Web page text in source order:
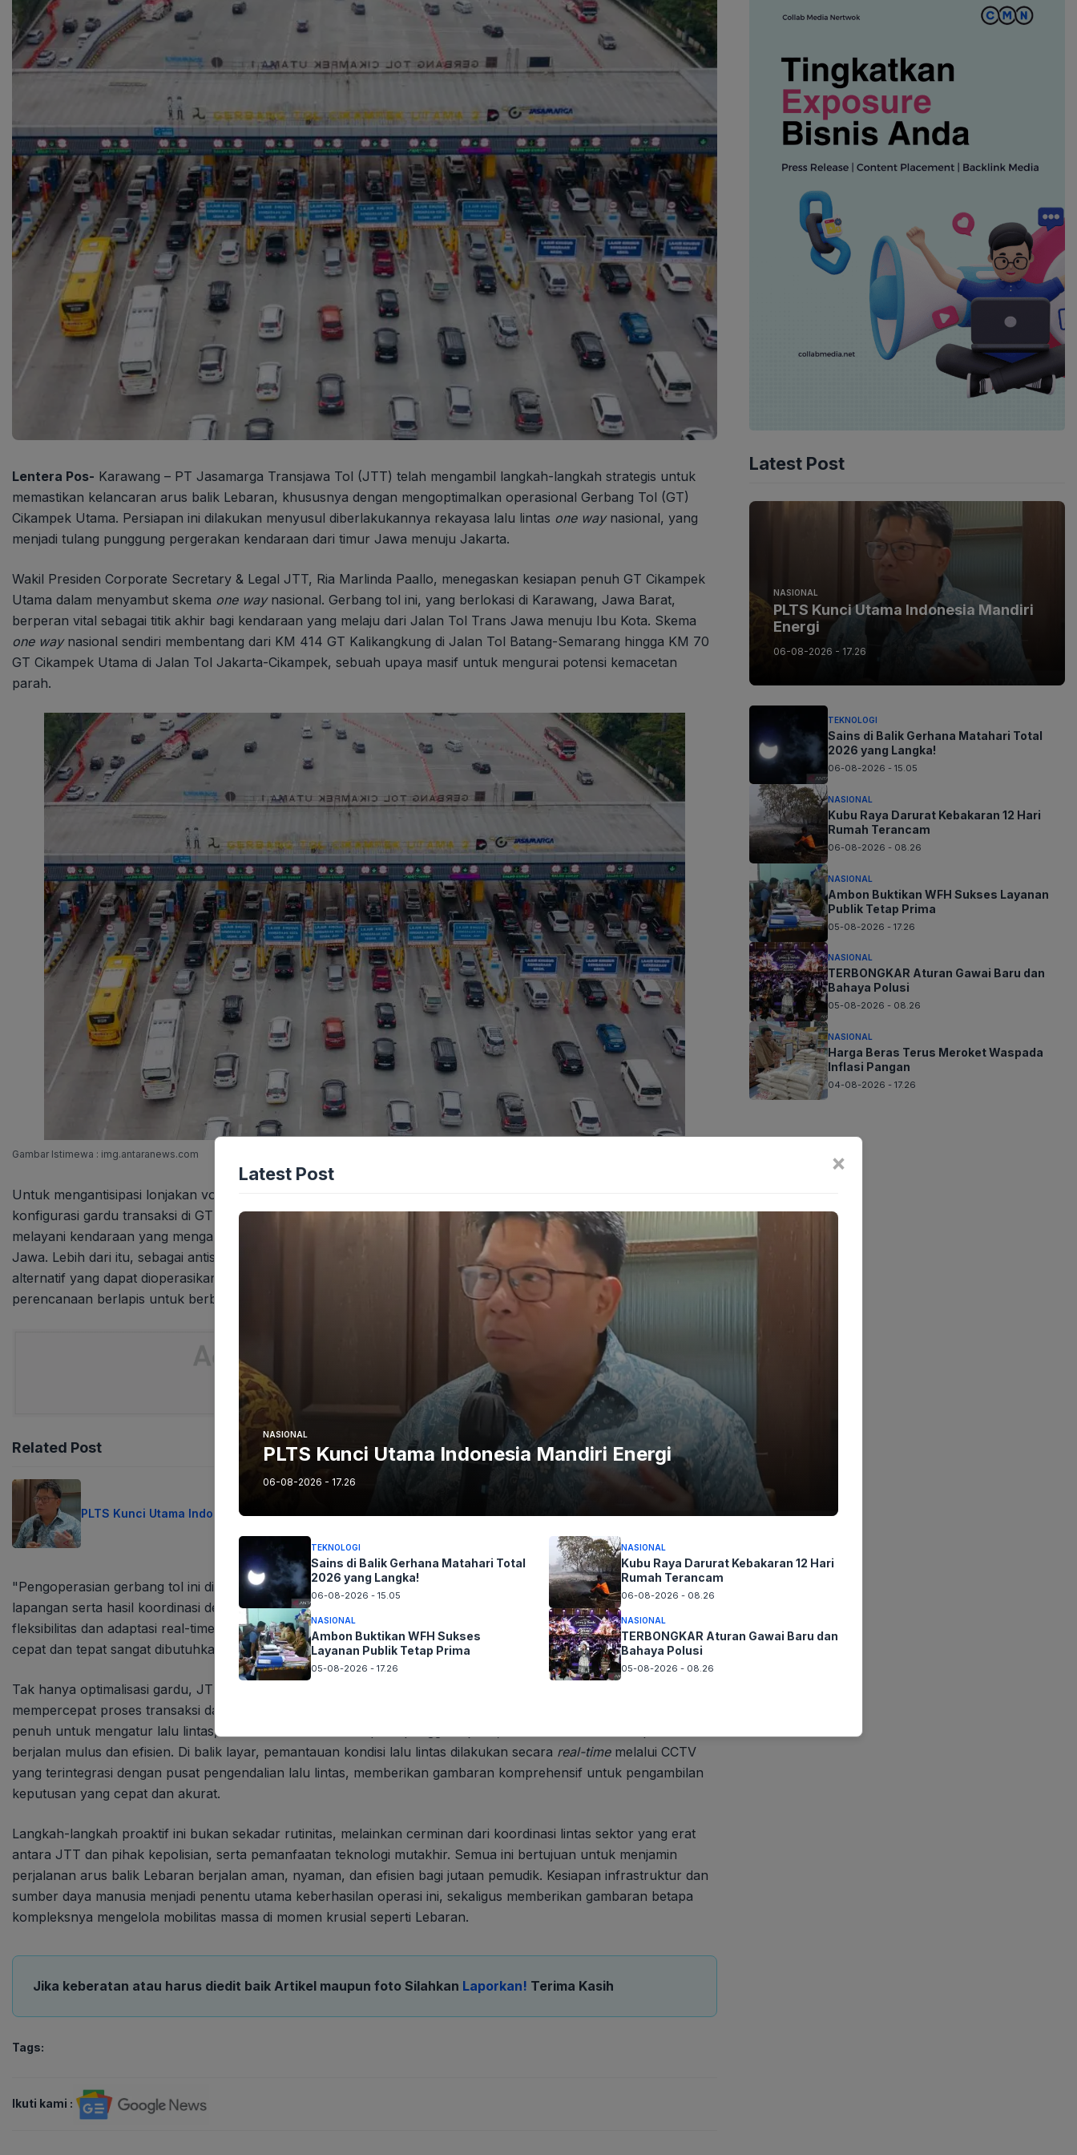
Lentera Pos- Karawang – PT Jasamarga Transjawa Tol (JTT) telah mengambil langkah-langkah strategis untuk
memastikan kelancaran arus balik Lebaran, khususnya dengan mengoptimalkan operasional Gerbang Tol (GT)
Cikampek Utama. Persiapan ini dilakukan menyusul diberlakukannya rekayasa lalu lintas one waynasional, yang
menjadi tulang punggung pergerakan kendaraan dari timur Jawa menuju Jakarta.
Wakil Presiden Corporate Secretary & Legal JTT, Ria Marlinda Paallo, menegaskan kesiapan penuh GT Cikampek
Utama dalam menyambut skema one waynasional. Gerbang tol ini, yang berlokasi di Karawang, Jawa Barat,
berperan vital sebagai titik akhir bagi kendaraan yang melaju dari Jalan Tol Trans Jawa menuju Ibu Kota. Skema
one waynasional sendiri membentang dari KM 414 GT Kalikangkung di Jalan Tol Batang-Semarang hingga KM 70
GT Cikampek Utama di Jalan Tol Jakarta-Cikampek, sebuah upaya masif untuk mengurai potensi kemacetan
parah.
Gambar Istimewa : img.antaranews.com
Untuk mengantisipasi lonjakan volume kendaraan yang diperkirakan akan memuncak, JTT telah mengatur ulang
konfigurasi gardu transaksi di GT Cikampek Utama secara optimal. Sebanyak 22 gardu disiapkan khusus untuk
melayani kendaraan yang mengarah ke Jakarta, sementara delapan gardu lainnya tetap melayani arah Trans
Jawa. Lebih dari itu, sebagai antisipasi tambahan, GT Cikampek Utama 8 (Cikatama 8) juga disiagakan sebagai jalur
alternatif yang dapat dioperasikan jika terjadi peningkatan volume lalu lintas yang signifikan. Ini menunjukkan
perencanaan berlapis untuk berbagai skenario.
Related Post
PLTS Kunci Utama Indonesia Mandiri Energi
Terancam
"Pengoperasian gerbang tol ini diterapkan secara situasional dengan mempertimbangkan kondisi lalu lintas di
lapangan serta hasil koordinasi dengan pihak kepolisian," jelas Ria Marlinda Paallo. Pernyataan ini menggarisbawahi
fleksibilitas dan adaptasi real-time yang menjadi kunci dalam manajemen lalu lintas skala besar, di mana keputusan
cepat dan tepat sangat dibutuhkan.
Tak hanya optimalisasi gardu, JTT juga mengerahkan 19 unit
mempercepat proses transaksi dan mengurangi antrean panjang. Petugas operasional di lapangan juga disiagakan
penuh untuk mengatur lalu lintas, memberikan bantuan kepada pengguna jalan, serta memastikan setiap transaksi
berjalan mulus dan efisien. Di balik layar, pemantauan kondisi lalu lintas dilakukan secara real-timemelalui CCTV
yang terintegrasi dengan pusat pengendalian lalu lintas, memberikan gambaran komprehensif untuk pengambilan
keputusan yang cepat dan akurat.
Langkah-langkah proaktif ini bukan sekadar rutinitas, melainkan cerminan dari koordinasi lintas sektor yang erat
antara JTT dan pihak kepolisian, serta pemanfaatan teknologi mutakhir. Semua ini bertujuan untuk menjamin
perjalanan arus balik Lebaran berjalan aman, nyaman, dan efisien bagi jutaan pemudik. Kesiapan infrastruktur dan
sumber daya manusia menjadi penentu utama keberhasilan operasi ini, sekaligus memberikan gambaran betapa
kompleksnya mengelola mobilitas massa di momen krusial seperti Lebaran.
Jika keberatan atau harus diedit baik Artikel maupun foto Silahkan Laporkan! Terima Kasih
Tags:
Ikuti kami :
Latest Post
NASIONAL
PLTS Kunci Utama Indonesia Mandiri
Energi
06-08-2026 - 17.26
TEKNOLOGI
Sains di Balik Gerhana Matahari Total
2026 yang Langka!
06-08-2026 - 15.05
NASIONAL
Kubu Raya Darurat Kebakaran 12 Hari
Rumah Terancam
06-08-2026 - 08.26
NASIONAL
Ambon Buktikan WFH Sukses Layanan
Publik Tetap Prima
05-08-2026 - 17.26
NASIONAL
TERBONGKAR Aturan Gawai Baru dan
Bahaya Polusi
05-08-2026 - 08.26
NASIONAL
Harga Beras Terus Meroket Waspada
Inflasi Pangan
04-08-2026 - 17.26
×
Latest Post
NASIONAL
PLTS Kunci Utama Indonesia Mandiri Energi
06-08-2026 - 17.26
TEKNOLOGI
Sains di Balik Gerhana Matahari Total
2026 yang Langka!
06-08-2026 - 15.05
NASIONAL
Kubu Raya Darurat Kebakaran 12 Hari
Rumah Terancam
06-08-2026 - 08.26
NASIONAL
Ambon Buktikan WFH Sukses
Layanan Publik Tetap Prima
05-08-2026 - 17.26
NASIONAL
TERBONGKAR Aturan Gawai Baru dan
Bahaya Polusi
05-08-2026 - 08.26